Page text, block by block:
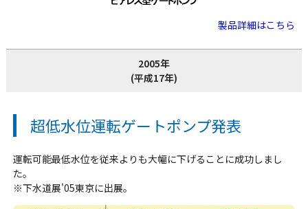
製品詳細はこちら
2005年
(平成17年)
超低水位運転ゲートポンプ発表
運転可能最低水位を従来よりも大幅に下げることに成功しまし
た。
※下水道展'05東京に出展。